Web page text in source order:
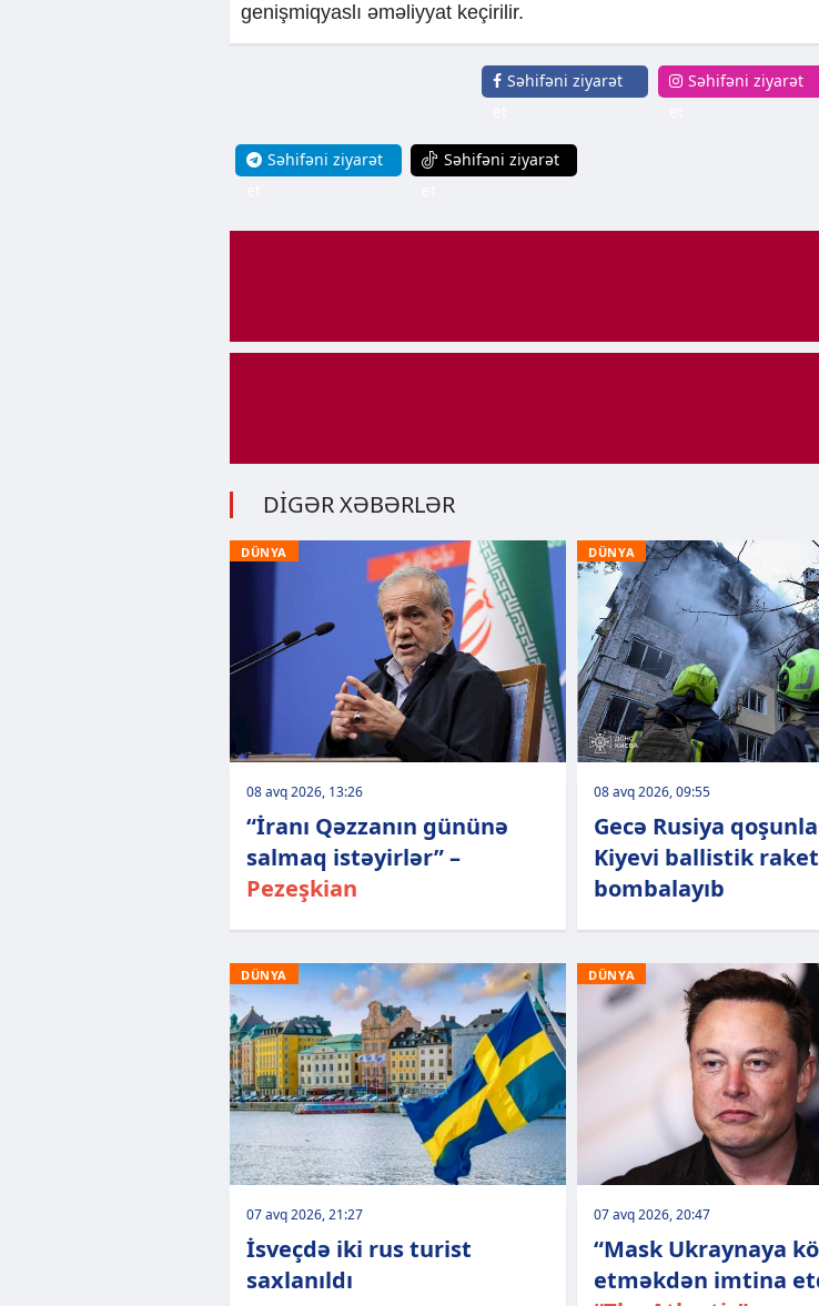
genişmiqyaslı əməliyyat keçirilir.
Səhifəni ziyarət
Səhifəni ziyarət
Səhifəni ziyarət
Səhifəni ziyarət
DİGƏR XƏBƏRLƏR
DÜNYA
08 avq 2026, 13:26
“İranı Qəzzanın gününə
salmaq istəyirlər” –
Pezeşkian
DÜNYA
08 avq 2026, 09:55
Gecə Rusiya
Kiyevi ballistik
bombalayıb
DÜNYA
07 avq 2026, 21:27
İsveçdə iki rus turist
saxlanıldı
DÜNYA
07 avq 2026, 20:47
“Mask Ukraynaya
etməkdən imtina